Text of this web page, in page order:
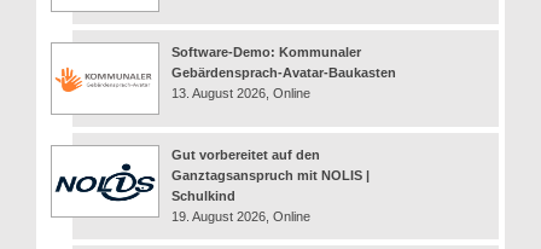
Software-Demo: Kommunaler
Gebärdensprach-Avatar-Baukasten
13. August 2026, Online
Gut vorbereitet auf den
Ganztagsanspruch mit NOLIS |
Schulkind
19. August 2026, Online